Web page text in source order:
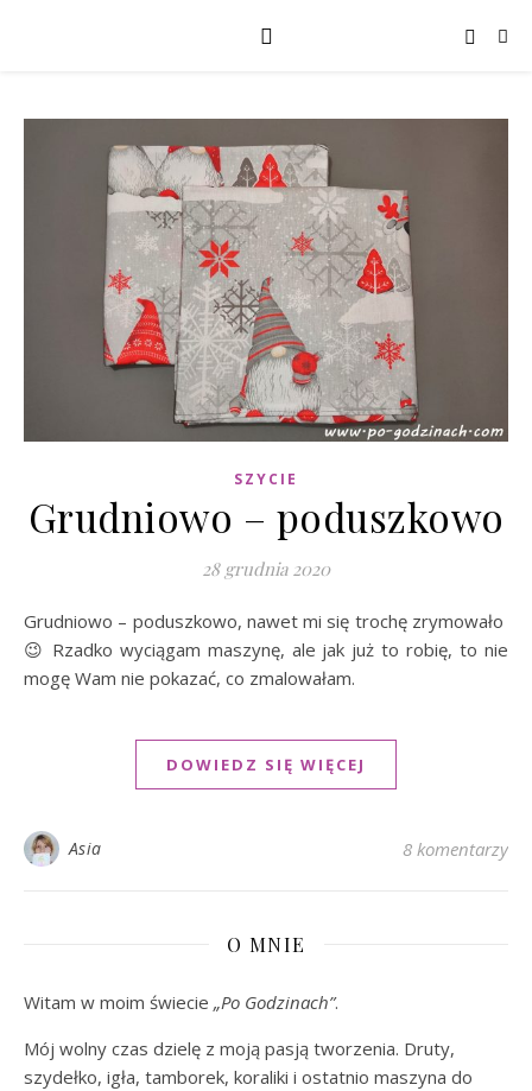
SZYCIE
Grudniowo – poduszkowo
28 grudnia 2020
Grudniowo – poduszkowo, nawet mi się trochę zrymowało
😉 Rzadko wyciągam maszynę, ale jak już to robię, to nie
mogę Wam nie pokazać, co zmalowałam.
DOWIEDZ SIĘ WIĘCEJ
Asia 8 komentarzy
O MNIE
Witam w moim świecie „Po Godzinach”.
Mój wolny czas dzielę z moją pasją tworzenia. Druty,
szydełko, igła, tamborek, koraliki i ostatnio maszyna do